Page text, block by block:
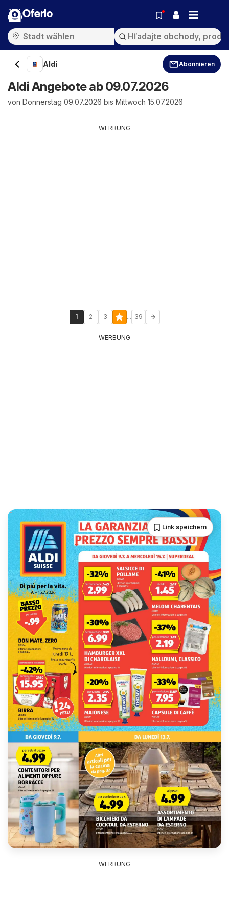
Oferlo
Aldi Abonnieren
Aldi Angebote ab 09.07.2026
von Donnerstag 09.07.2026 bis Mittwoch 15.07.2026
WERBUNG
1 2 3 ... 39
WERBUNG
Link speichern
WERBUNG